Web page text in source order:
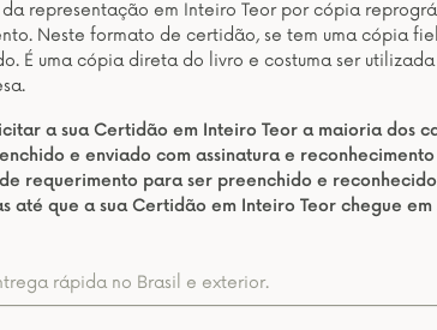
da representação em Inteiro Teor por cópia
Neste formato de certidão, se tem uma cópia
É uma cópia direta do livro e costuma ser
a sua Certidão em Inteiro Teor a maioria dos
e enviado com assinatura e
requerimento para ser preenchido e
até que a sua Certidão em Inteiro Teor chegue em
rápida no Brasil e exterior.